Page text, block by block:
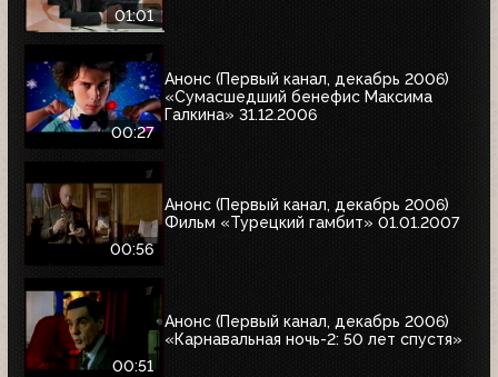
01:01
00:27
Анонс (Первый канал, декабрь 2006)
«Сумасшедший бенефис Максима
Галкина» 31.12.2006
00:56
Анонс (Первый канал, декабрь 2006)
Фильм «Турецкий гамбит» 01.01.2007
00:51
Анонс (Первый канал, декабрь 2006)
«Карнавальная ночь-2: 50 лет спустя»